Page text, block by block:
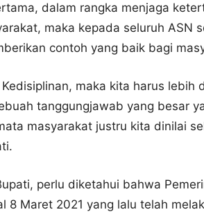
dalam rangka menjaga
maka kepada seluruh ASN
contoh yang baik bagi
Kedisiplinan, maka kita harus lebih
tanggungjawab yang besar
masyarakat justru kita dinilai
perlu diketahui bahwa
8 Maret 2021 yang lalu telah